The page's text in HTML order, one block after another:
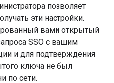
позволяет
эти настройки.
вами открытый
SSO с вашим
и для подтверждения
ключа не был
по сети.